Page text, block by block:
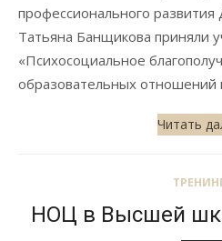
профессионального
Татьяна Банщикова приняли
«Психосоциальное
образовательных отношений
Читать
НОЦ в Высшей